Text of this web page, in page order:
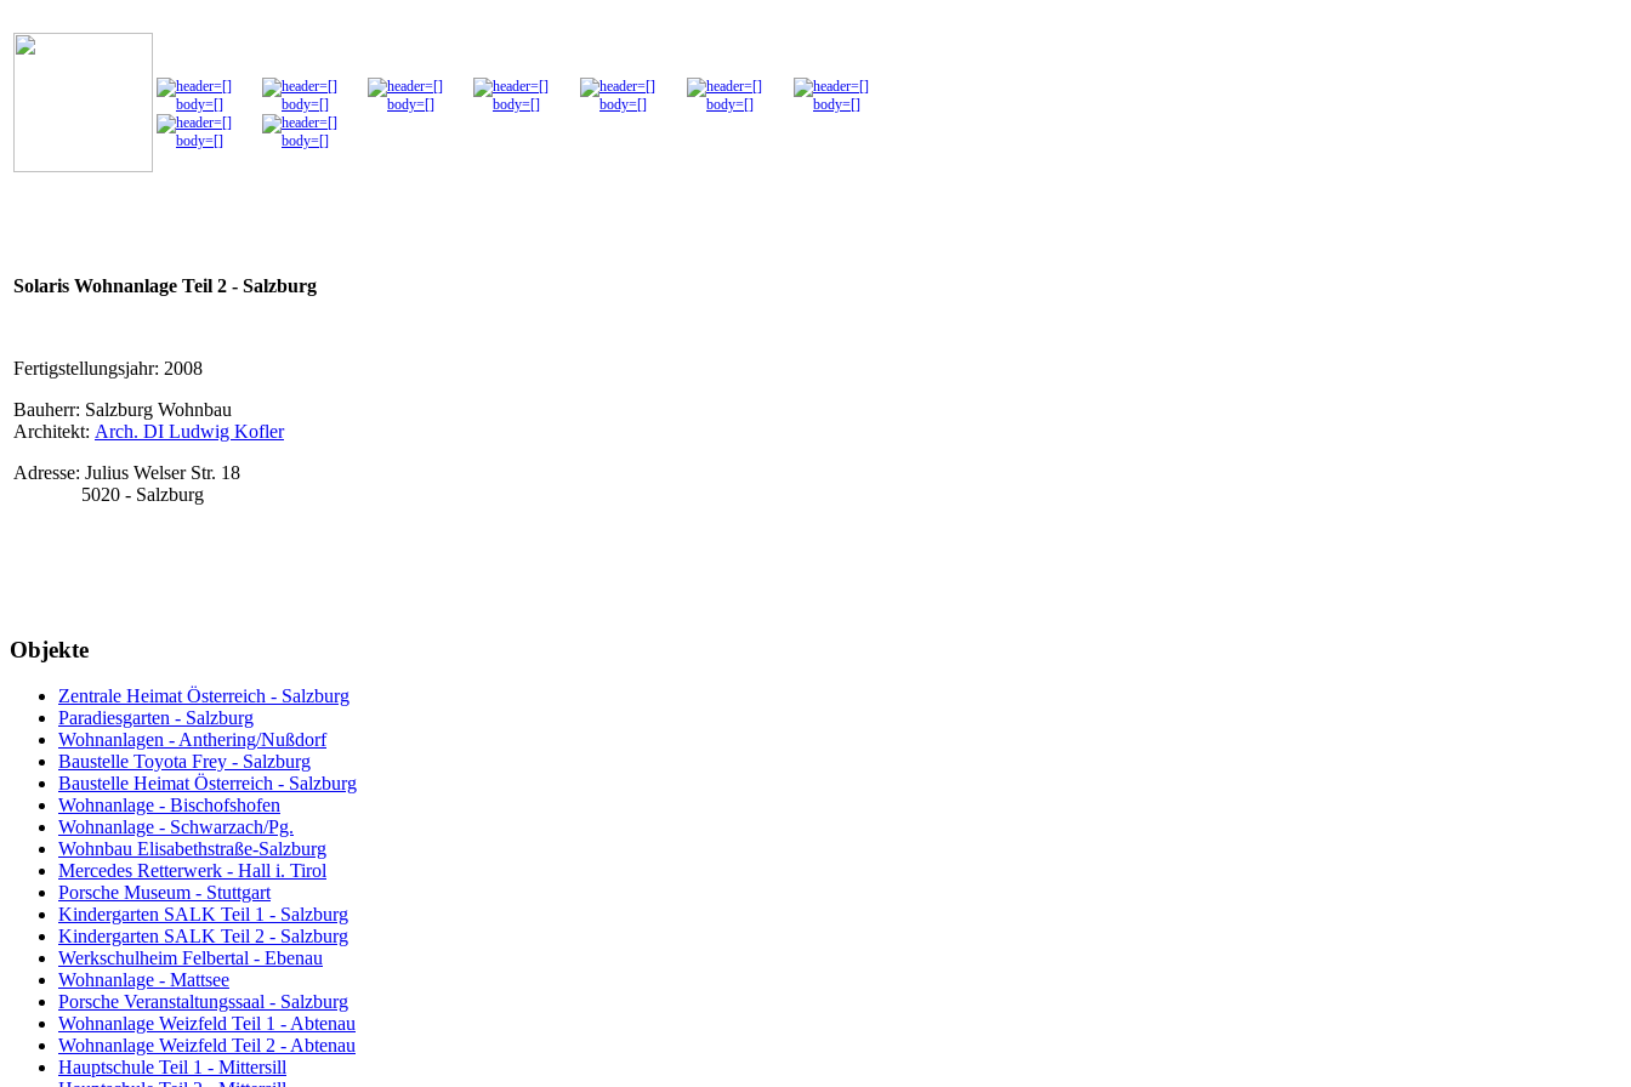
Solaris Wohnanlage Teil 2 - Salzburg
Fertigstellungsjahr: 2008
Bauherr: Salzburg Wohnbau
Architekt: Arch. DI Ludwig Kofler
Adresse: Julius Welser Str. 18
5020 - Salzburg
Objekte
Zentrale Heimat Österreich - Salzburg
Paradiesgarten - Salzburg
Wohnanlagen - Anthering/Nußdorf
Baustelle Toyota Frey - Salzburg
Baustelle Heimat Österreich - Salzburg
Wohnanlage - Bischofshofen
Wohnanlage - Schwarzach/Pg.
Wohnbau Elisabethstraße-Salzburg
Mercedes Retterwerk - Hall i. Tirol
Porsche Museum - Stuttgart
Kindergarten SALK Teil 1 - Salzburg
Kindergarten SALK Teil 2 - Salzburg
Werkschulheim Felbertal - Ebenau
Wohnanlage - Mattsee
Porsche Veranstaltungssaal - Salzburg
Wohnanlage Weizfeld Teil 1 - Abtenau
Wohnanlage Weizfeld Teil 2 - Abtenau
Hauptschule Teil 1 - Mittersill